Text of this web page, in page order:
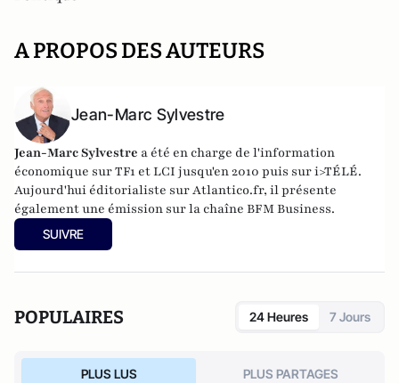
A PROPOS DES AUTEURS
Jean-Marc Sylvestre
Jean-Marc Sylvestre a été en charge de l'information
économique sur TF1 et LCI jusqu'en 2010 puis sur i>TÉLÉ.
Aujourd'hui éditorialiste sur Atlantico.fr, il présente
également une émission sur la chaîne BFM Business.
SUIVRE
POPULAIRES 24 Heures 7 Jours
PLUS LUS PLUS PARTAGES